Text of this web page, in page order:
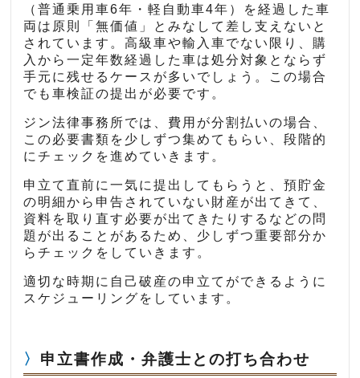
（普通乗用車6年・軽自動車4年）を経過した車
両は原則「無価値」とみなして差し支えないと
されています。高級車や輸入車でない限り、購
入から一定年数経過した車は処分対象とならず
手元に残せるケースが多いでしょう。この場合
でも車検証の提出が必要です。
ジン法律事務所では、費用が分割払いの場合、
この必要書類を少しずつ集めてもらい、段階的
にチェックを進めていきます。
申立て直前に一気に提出してもらうと、預貯金
の明細から申告されていない財産が出てきて、
資料を取り直す必要が出てきたりするなどの問
題が出ることがあるため、少しずつ重要部分か
らチェックをしていきます。
適切な時期に自己破産の申立てができるように
スケジューリングをしています。
申立書作成・弁護士との打ち合わせ